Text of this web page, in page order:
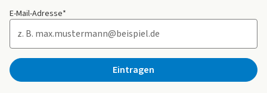
E-Mail-Adresse*
Eintragen